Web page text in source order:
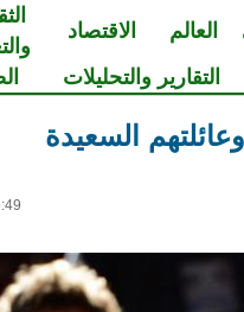
العالم الاقتصاد
التقارير والتحليلات
السعيدة